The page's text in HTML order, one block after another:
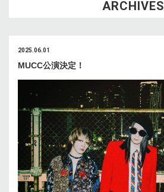
ARCHIVES
2025.06.01
MUCC公演決定！